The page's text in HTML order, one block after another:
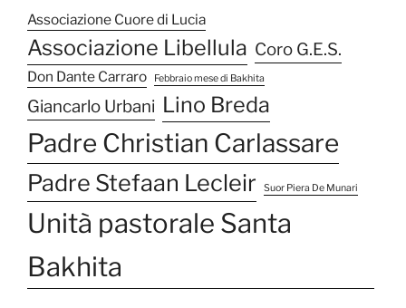
Associazione Cuore di Lucia
Associazione Libellula Coro G.E.S.
Don Dante Carraro Febbraio mese di Bakhita
Giancarlo Urbani Lino Breda
Padre Christian Carlassare
Padre Stefaan Lecleir Suor Piera De Munari
Unità pastorale Santa
Bakhita